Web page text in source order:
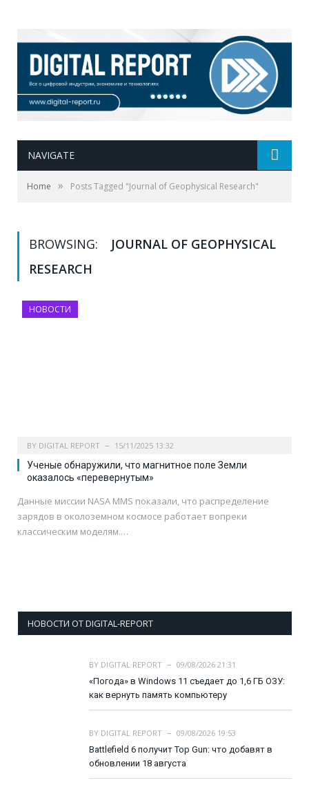
NAVIGATE
Home » Posts Tagged "Journal of Geophysical Research"
BROWSING:
JOURNAL OF GEOPHYSICAL
RESEARCH
НОВОСТИ
BY DIGITAL REPORT 15/11/2025 13:32
Ученые обнаружили, что магнитное поле Земли
оказалось «перевернутым»
Данные миссии NASA MMS показали, что распределение
зарядов в околоземном космосе работает вопреки
классическим моделям.…
НОВОСТИ ОТ DIGITAL-REPORT
BY DIGITAL REPORT
09/08/2026 21:31
«Погода» в Windows 11 съедает до 1,6 ГБ ОЗУ:
как вернуть память компьютеру
BY DIGITAL REPORT
09/08/2026 19:53
Battlefield 6 получит Top Gun: что добавят в
обновлении 18 августа